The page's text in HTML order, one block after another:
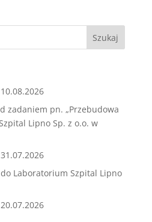
zadaniem pn. „Przebudowa
Lipno Sp. z o.o. w
Laboratorium Szpital Lipno